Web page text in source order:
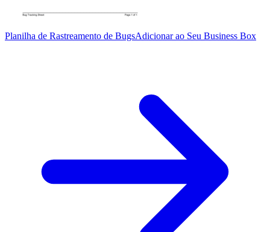
Planilha de Rastreamento de BugsAdicionar ao Seu Business Box